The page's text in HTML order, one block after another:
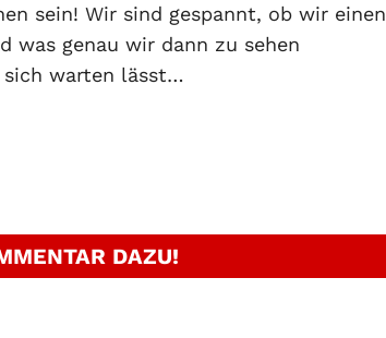
sein! Wir sind gespannt, ob wir einen
was genau wir dann zu sehen
sich warten lässt…
DAZU!